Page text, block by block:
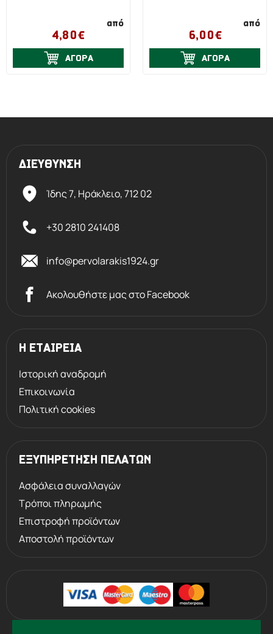
από
4,80€
ΑΓΟΡΑ
από
6,00€
ΑΓΟΡΑ
ΔΙΕΥΘΥΝΣΗ
Ίδης 7, Ηράκλειο,712 02
+30 2810 241408
info@pervolarakis1924.gr
Ακολουθήστε μας στο Facebook
Η ΕΤΑΙΡΕΙΑ
Ιστορική αναδρομή
Επικοινωνία
Πολιτική cookies
ΕΞΥΠΗΡΕΤΗΣΗ ΠΕΛΑΤΩΝ
Ασφάλεια συναλλαγών
Τρόποι πληρωμής
Επιστροφή προϊόντων
Αποστολή προϊόντων